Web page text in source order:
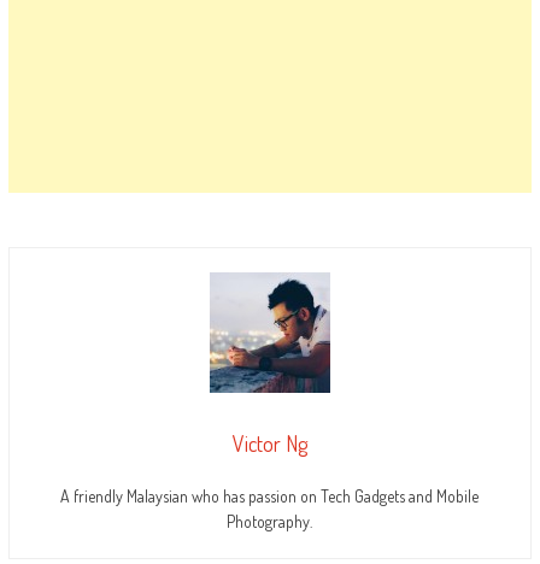
Victor Ng
A friendly Malaysian who has passion on Tech Gadgets and Mobile
Photography.